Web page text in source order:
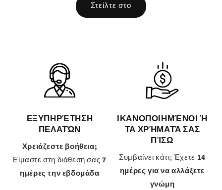
Στείλτε στο
ΕΞΥΠΗΡΈΤΗΣΗ
ΠΕΛΑΤΏΝ
Χρειάζεστε βοήθεια;
Είμαστε στη διάθεσή σας7
ημέρες την εβδομάδα
ΙΚΑΝΟΠΟΙΗΜΈΝΟΙ Ή
ΤΑ ΧΡΉΜΑΤΆ ΣΑΣ
ΠΊΣΩ
Συμβαίνει κάτι; Έχετε 14
ημέρες για να αλλάξετε
γνώμη